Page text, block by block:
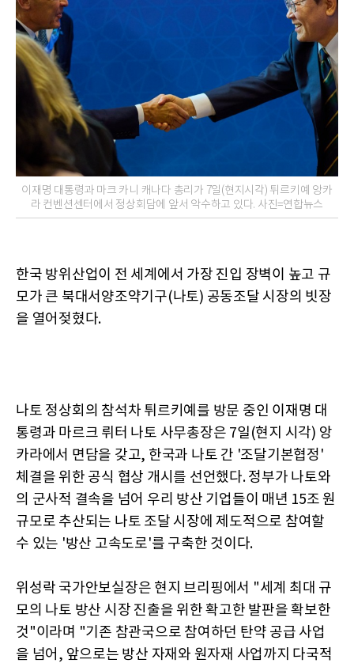
이재명 대통령과 마크 카니 캐나다 총리가 7일(현지시각) 튀르키예 앙카
라 컨벤션센터에서 정상회담에 앞서 악수하고 있다. 사진=연합뉴스
한국 방위산업이 전 세계에서 가장 진입 장벽이 높고 규
모가 큰 북대서양조약기구(나토) 공동조달 시장의 빗장
을 열어젖혔다.
나토 정상회의 참석차 튀르키예를 방문 중인 이재명 대
통령과 마르크 뤼터 나토 사무총장은 7일(현지 시각) 앙
카라에서 면담을 갖고, 한국과 나토 간 '조달기본협정'
체결을 위한 공식 협상 개시를 선언했다. 정부가 나토와
의 군사적 결속을 넘어 우리 방산 기업들이 매년 15조 원
규모로 추산되는 나토 조달 시장에 제도적으로 참여할
수 있는 '방산 고속도로'를 구축한 것이다.
위성락 국가안보실장은 현지 브리핑에서 "세계 최대 규
모의 나토 방산 시장 진출을 위한 확고한 발판을 확보한
것"이라며 "기존 참관국으로 참여하던 탄약 공급 사업
을 넘어, 앞으로는 방산 자재와 원자재 사업까지 다국적